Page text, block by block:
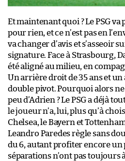
Et maintenant quoi ? Le PSG
pour rien, et ce n’est pas en
va changer d’avis et s’asseoir
signature. Face à Strasbourg,
été aligné au milieu, en
Un arrière droit de 35 ans et
double pivot. Pourquoi alors
peu d’Adrien ? Le PSG a déjà
le joueur n’a, lui, plus qu’à
Chelsea, le Bayern et
Leandro Paredes règle sans
du 6, autant profiter encore un
séparations n’ont pas toujours